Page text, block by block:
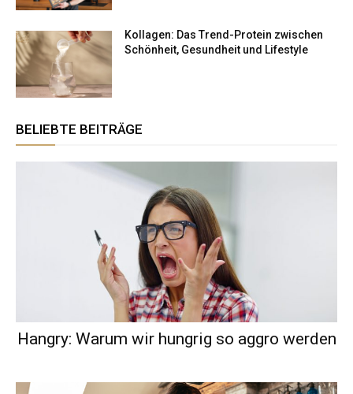
Kollagen: Das Trend-Protein zwischen
Schönheit, Gesundheit und Lifestyle
BELIEBTE BEITRÄGE
Hangry: Warum wir hungrig so aggro werden